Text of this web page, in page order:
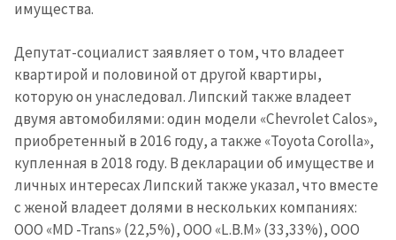
имущества.
Депутат-социалист заявляет о том, что владеет
квартирой и половиной от другой квартиры,
которую он унаследовал. Липский также владеет
двумя автомобилями: один модели «Chevrolet Calos»,
приобретенный в 2016 году, а также «Toyota Corolla»,
купленная в 2018 году. В декларации об имуществе и
личных интересах Липский также указал, что вместе
с женой владеет долями в нескольких компаниях:
ООО «MD -Trans» (22,5%), ООО «L.B.M» (33,33%), ООО